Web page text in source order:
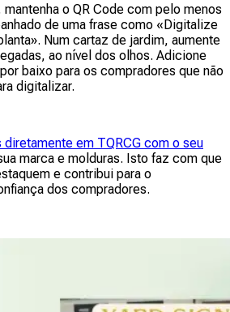
mantenha o QR Code com pelo menos
de uma frase como «Digitalize
Num cartaz de jardim, aumente
ao nível dos olhos. Adicione
baixo para os compradores que não
digitalizar.
diretamente em TQRCG com o seu
marca e molduras. Isto faz com que
e contribui para o
dos compradores.